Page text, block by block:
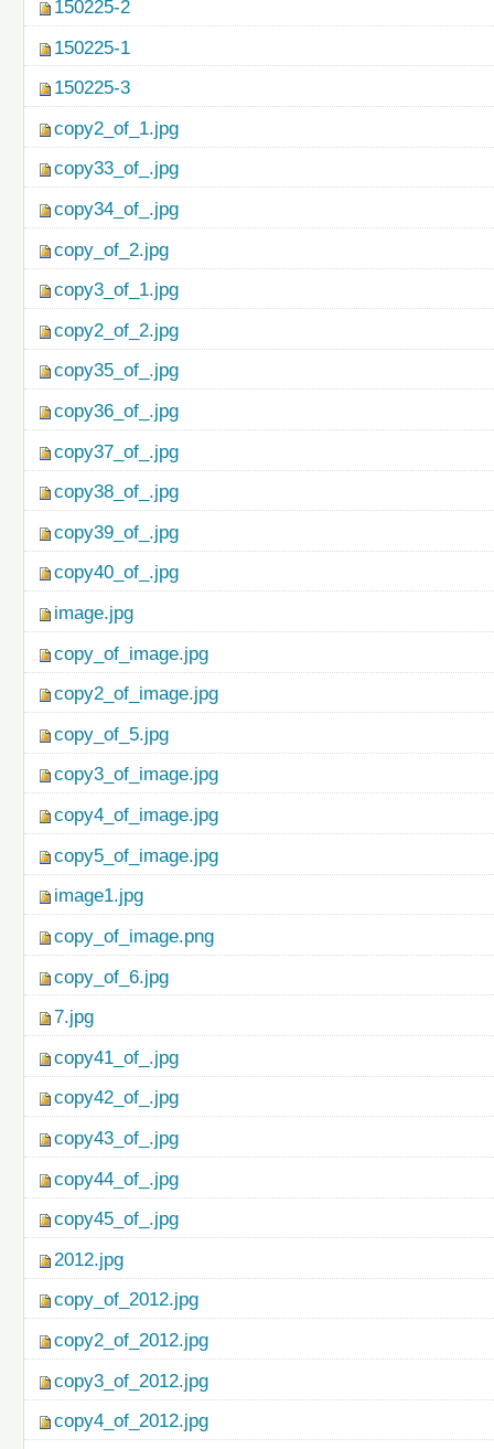
150225-2
150225-1
150225-3
copy2_of_1.jpg
copy33_of_.jpg
copy34_of_.jpg
copy_of_2.jpg
copy3_of_1.jpg
copy2_of_2.jpg
copy35_of_.jpg
copy36_of_.jpg
copy37_of_.jpg
copy38_of_.jpg
copy39_of_.jpg
copy40_of_.jpg
image.jpg
copy_of_image.jpg
copy2_of_image.jpg
copy_of_5.jpg
copy3_of_image.jpg
copy4_of_image.jpg
copy5_of_image.jpg
image1.jpg
copy_of_image.png
copy_of_6.jpg
7.jpg
copy41_of_.jpg
copy42_of_.jpg
copy43_of_.jpg
copy44_of_.jpg
copy45_of_.jpg
2012.jpg
copy_of_2012.jpg
copy2_of_2012.jpg
copy3_of_2012.jpg
copy4_of_2012.jpg